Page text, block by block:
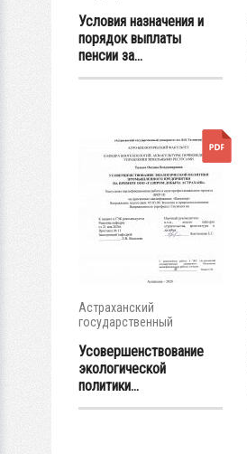
Условия назначения и
порядок выплаты
пенсии за...
Астраханский
государственный
Усовершенствование
экологической
политики...